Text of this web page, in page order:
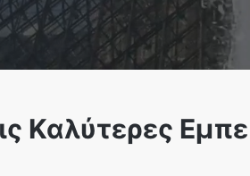
Καλύτερες